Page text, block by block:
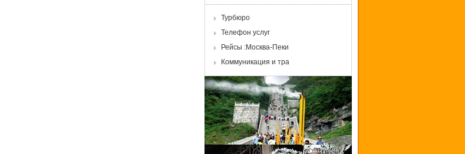
Турбюро
Телефон услуг
Рейсы :Москва-Пеки
Коммуникация и тра